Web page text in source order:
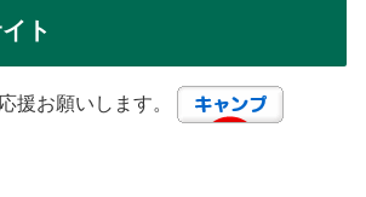
ト
援お願いします。